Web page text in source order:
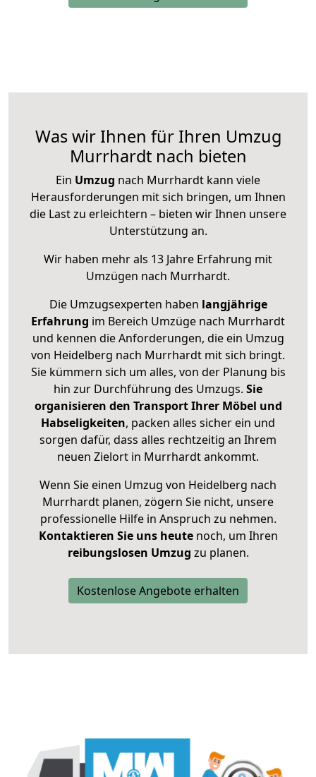
Was wir Ihnen für Ihren Umzug
Murrhardt nach bieten
Ein Umzug nach Murrhardt kann viele
Herausforderungen mit sich bringen, um Ihnen
die Last zu erleichtern – bieten wir Ihnen unsere
Unterstützung an.
Wir haben mehr als 13 Jahre Erfahrung mit
Umzügen nach Murrhardt.
Die Umzugsexperten haben langjährige
Erfahrung im Bereich Umzüge nach Murrhardt
und kennen die Anforderungen, die ein Umzug
von Heidelberg nach Murrhardt mit sich bringt.
Sie kümmern sich um alles, von der Planung bis
hin zur Durchführung des Umzugs. Sie
organisieren den Transport Ihrer Möbel und
Habseligkeiten, packen alles sicher ein und
sorgen dafür, dass alles rechtzeitig an Ihrem
neuen Zielort in Murrhardt ankommt.
Wenn Sie einen Umzug von Heidelberg nach
Murrhardt planen, zögern Sie nicht, unsere
professionelle Hilfe in Anspruch zu nehmen.
Kontaktieren Sie uns heutenoch, um Ihren
reibungslosen Umzug zu planen.
Kostenlose Angebote erhalten